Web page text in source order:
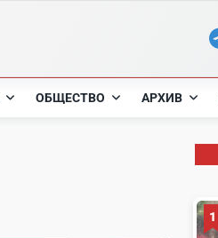
ОБЩЕСТВО АРХИВ